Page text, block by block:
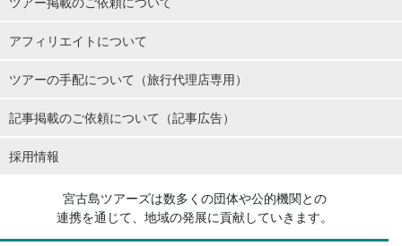
アフィリエイトについて
ツアーの手配について（旅行代理店専用）
記事掲載のご依頼について（記事広告）
採用情報
宮古島ツアーズは数多くの団体や公的機関との
連携を通じて、地域の発展に貢献していきます。